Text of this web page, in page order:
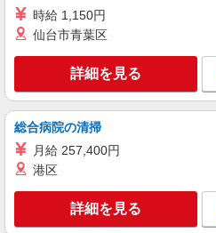
時給 1,150円
仙台市青葉区
詳細を見る
総合病院の清掃
月給 257,400円
港区
詳細を見る